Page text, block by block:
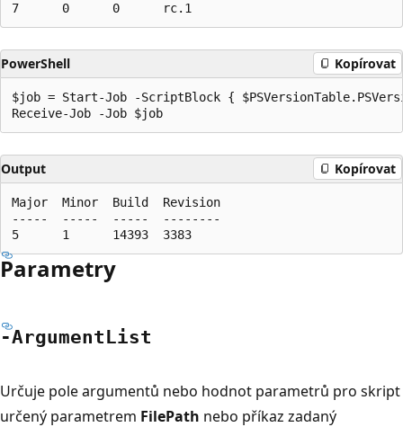
PowerShell Kopírovat
$job = Start-Job -ScriptBlock {
Output Kopírovat
Major  Minor  Build  Revision
-----  -----  -----  --------
Parametry
-ArgumentList
Určuje pole argumentů nebo hodnot parametrů pro skript
určený parametrem FilePath nebo příkaz zadaný